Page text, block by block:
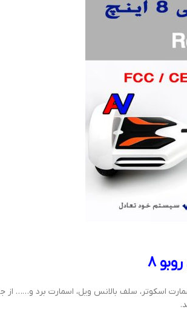
8
اسکوتر، سلف بالانس ویل، اسمارت برد